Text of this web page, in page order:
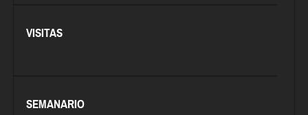
VISITAS
SEMANARIO